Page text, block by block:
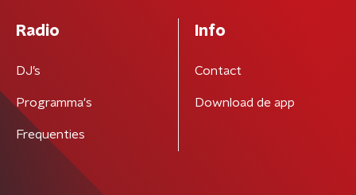
Radio
DJ’s
Programma's
Frequenties
Info
Contact
Download de app